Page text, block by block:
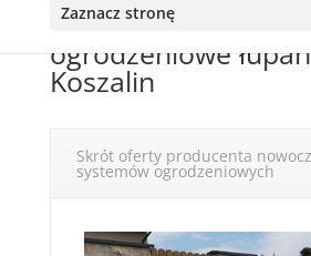
Zaznacz stronę
Ogrodzenia, bloczki,
ogrodzeniowe
Koszalin
Skrót oferty producenta
systemów ogrodzeniowych